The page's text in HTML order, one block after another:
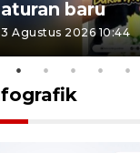
aturan baru
3 Agustus 2026 10:44